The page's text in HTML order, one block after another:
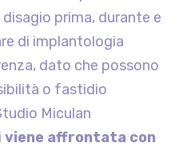
prima, durante e
di implantologia
dato che possono
o fastidio
Miculan
viene affrontata con